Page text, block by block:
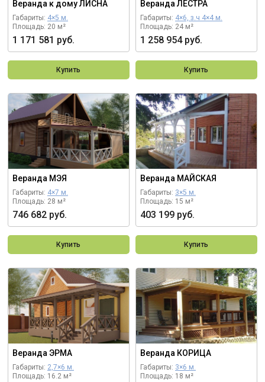
Веранда к дому ЛИСНА
Габариты: 4×5 м.
Площадь: 20 м²
1 171 581 руб.
Купить
Веранда ЛЕСТРА
Габариты: 4×6, з.ч 4×4 м.
Площадь: 24 м²
1 258 954 руб.
Купить
Веранда МЭЯ
Габариты: 4×7 м.
Площадь: 28 м²
746 682 руб.
Купить
Веранда МАЙСКАЯ
Габариты: 3×5 м.
Площадь: 15 м²
403 199 руб.
Купить
Веранда ЭРМА
Габариты: 2,7×6 м.
Площадь: 16.2 м²
Веранда КОРИЦА
Габариты: 3×6 м.
Площадь: 18 м²